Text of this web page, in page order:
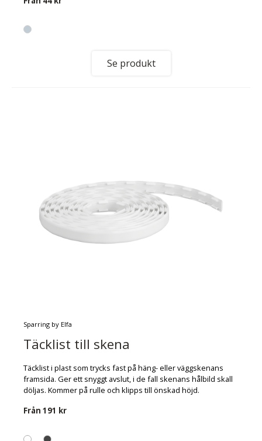
Se produkt
Sparring by Elfa
Täcklist till skena
Täcklist i plast som trycks fast på häng- eller väggskenans
framsida. Ger ett snyggt avslut, i de fall skenans hålbild skall
döljas. Kommer på rulle och klipps till önskad höjd.
Från 191 kr